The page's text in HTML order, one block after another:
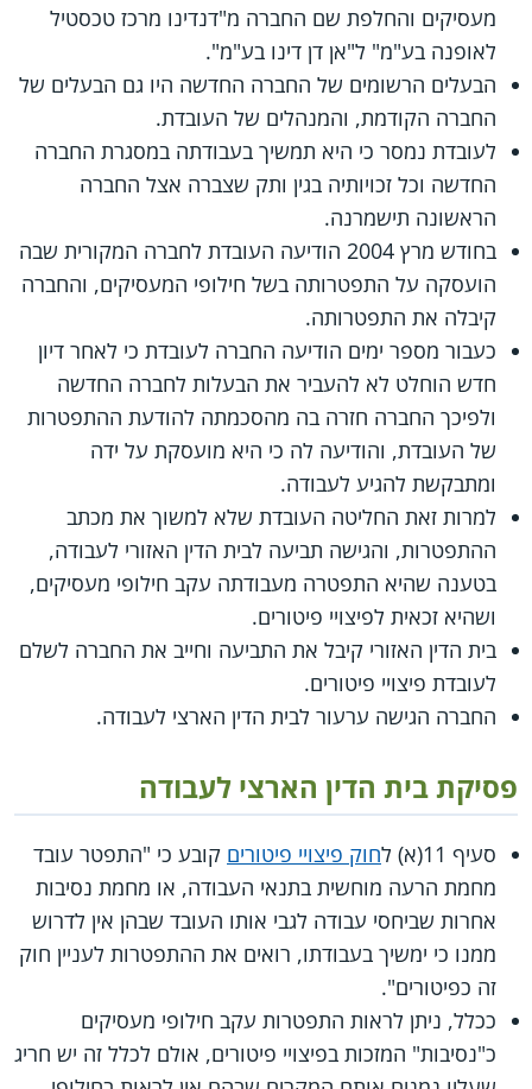
מעסיקים והחלפת שם החברה מ"דנדינו מרכז טכסטיל
לאופנה בע"מ" ל"אן דן דינו בע"מ".
הבעלים הרשומים של החברה החדשה היו גם הבעלים של
החברה הקודמת, והמנהלים של העובדת.
לעובדת נמסר כי היא תמשיך בעבודתה במסגרת החברה
החדשה וכל זכויותיה בגין ותק שצברה אצל החברה
הראשונה תישמרנה.
בחודש מרץ 2004 הודיעה העובדת לחברה המקורית שבה
הועסקה על התפטרותה בשל חילופי המעסיקים, והחברה
קיבלה את התפטרותה.
כעבור מספר ימים הודיעה החברה לעובדת כי לאחר דיון
חדש הוחלט לא להעביר את הבעלות לחברה החדשה
ולפיכך החברה חזרה בה מהסכמתה להודעת ההתפטרות
של העובדת, והודיעה לה כי היא מועסקת על ידה
ומתבקשת להגיע לעבודה.
למרות זאת החליטה העובדת שלא למשוך את מכתב
ההתפטרות, והגישה תביעה לבית הדין האזורי לעבודה,
בטענה שהיא התפטרה מעבודתה עקב חילופי מעסיקים,
ושהיא זכאית לפיצויי פיטורים.
בית הדין האזורי קיבל את התביעה וחייב את החברה לשלם
לעובדת פיצויי פיטורים.
החברה הגישה ערעור לבית הדין הארצי לעבודה.
פסיקת בית הדין הארצי לעבודה
סעיף 11(א) ל חוק פיצויי פיטורים קובע כי "התפטר עובד
מחמת הרעה מוחשית בתנאי העבודה, או מחמת נסיבות
אחרות שביחסי עבודה לגבי אותו העובד שבהן אין לדרוש
ממנו כי ימשיך בעבודתו, רואים את ההתפטרות לעניין חוק
זה כפיטורים".
ככלל, ניתן לראות התפטרות עקב חילופי מעסיקים
כ"נסיבות" המזכות בפיצויי פיטורים, אולם לכלל זה יש חריג